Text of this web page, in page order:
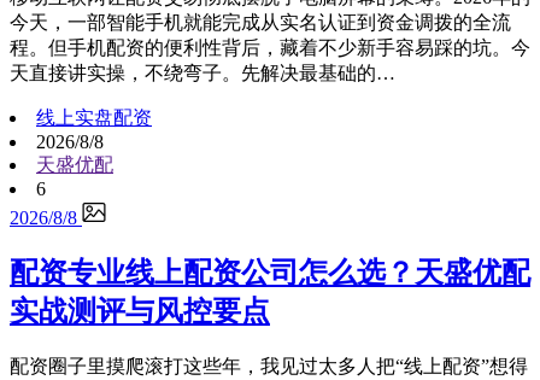
今天，一部智能手机就能完成从实名认证到资金调拨的全流
程。但手机配资的便利性背后，藏着不少新手容易踩的坑。今
天直接讲实操，不绕弯子。先解决最基础的…
线上实盘配资
2026/8/8
天盛优配
6
2026/8/8
配资专业线上配资公司怎么选？天盛优配
实战测评与风控要点
配资圈子里摸爬滚打这些年，我见过太多人把“线上配资”想得